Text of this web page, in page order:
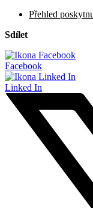
Přehled
Sdílet
Facebook
Linked In